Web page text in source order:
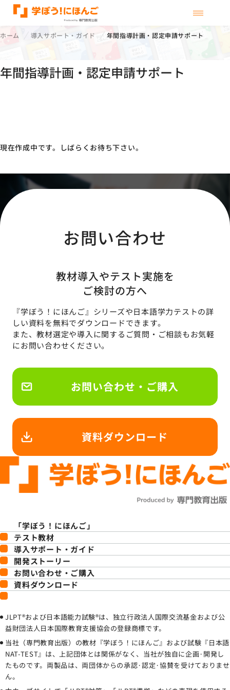
メニュー
ホーム
導入サポート・ガイド 年間指導計画・認定申請サポート
年間指導計画・認定申請サポート
現在作成中です。しばらくお待ち下さい。
「学ぼう！にほんご」
テスト教材
導入サポート・ガイド
開発ストーリー
お問い合わせ・ご購入
資料ダウンロード
お問い合わせ
教材導入やテスト実施を
ご検討の方へ
『学ぼう！にほんご』シリーズや日本語学力テストの詳
しい資料を無料でダウンロードできます。
また、教材選定や導入に関するご質問・ご相談もお気軽
にお問い合わせください。
お問い合わせ・ご購入
資料ダウンロード
JLPT®および日本語能力試験®は、独立行政法人国際交流基金および公
益財団法人日本国際教育支援協会の登録商標です。
当社（専門教育出版）の教材『学ぼう！にほんご』および試験『日本語
NAT-TEST』は、上記団体とは関係がなく、当社が独自に企画·開発し
たものです。両製品は、両団体からの承認·認定·協賛を受けておりませ
ん。